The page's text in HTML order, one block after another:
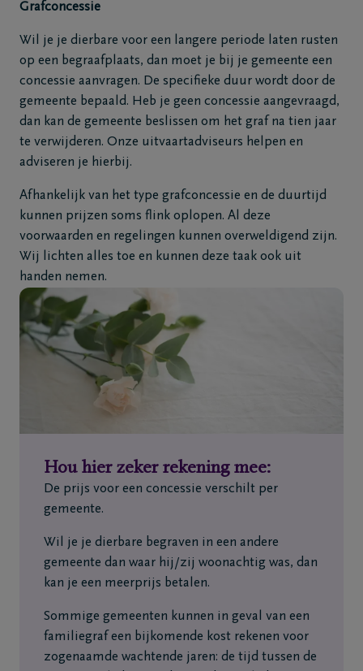
Grafconcessie
Wil je je dierbare voor een langere periode laten rusten
op een begraafplaats, dan moet je bij je gemeente een
concessie aanvragen. De specifieke duur wordt door de
gemeente bepaald. Heb je geen concessie aangevraagd,
dan kan de gemeente beslissen om het graf na tien jaar
te verwijderen. Onze uitvaartadviseurs helpen en
adviseren je hierbij.
Afhankelijk van het type grafconcessie en de duurtijd
kunnen prijzen soms flink oplopen. Al deze
voorwaarden en regelingen kunnen overweldigend zijn.
Wij lichten alles toe en kunnen deze taak ook uit
handen nemen.
Hou hier zeker rekening mee:
De prijs voor een concessie verschilt per
gemeente.
Wil je je dierbare begraven in een andere
gemeente dan waar hij/zij woonachtig was, dan
kan je een meerprijs betalen.
Sommige gemeenten kunnen in geval van een
familiegraf een bijkomende kost rekenen voor
zogenaamde wachtende jaren: de tijd tussen de